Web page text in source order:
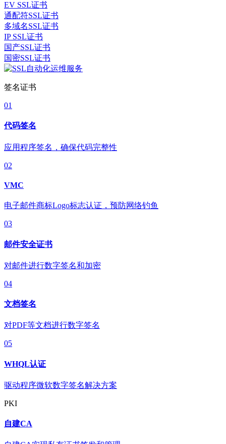
EV SSL证书
通配符SSL证书
多域名SSL证书
IP SSL证书
国产SSL证书
国密SSL证书
签名证书
01
代码签名
应用程序签名，确保代码完整性
02
VMC
电子邮件商标Logo标志认证，预防网络钓鱼
03
邮件安全证书
对邮件进行数字签名和加密
04
文档签名
对PDF等文档进行数字签名
05
WHQL认证
驱动程序微软数字签名解决方案
PKI
自建CA